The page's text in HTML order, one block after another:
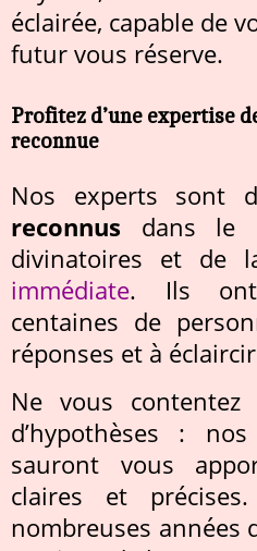
éclairée, capable de
futur vous réserve.
Profitez d’une expertise
reconnue
Nos experts sont
reconnus dans le
divinatoires et de
immédiate. Ils ont
centaines de
réponses et à
Ne vous
d’hypothèses :
sauront vous
claires et
nombreuses années